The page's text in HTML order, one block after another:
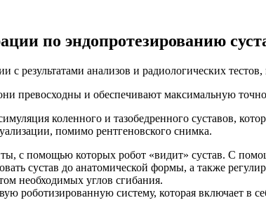
по эндопротезированию
результатами анализов и радиологических
превосходны и обеспечивают максимальную
коленного и тазобедренного суставов,
помимо рентгеновского снимка.
с помощью которых робот «видит» сустав. С
сустав до анатомической формы, а также
необходимых углов сгибания.
роботизированную систему, которая включает в